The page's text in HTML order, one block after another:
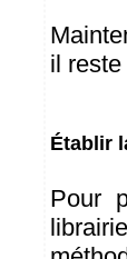
il
Établir
Pour